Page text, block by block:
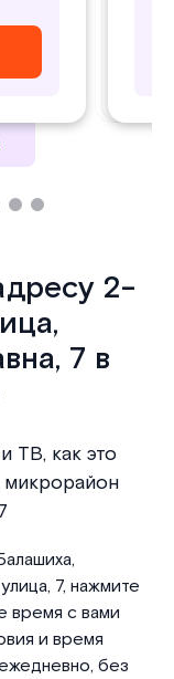
2-
7 в
ТВ, как это
микрорайон
7, нажмите
время с вами
и время
без